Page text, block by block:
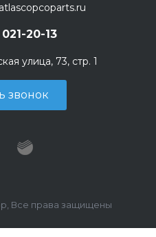
20-13
улица, 73, стр. 1
звонок
Все права защищены